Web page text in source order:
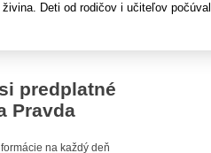
Deti od rodičov i učiteľov
predplatné
Pravda
na každý deň